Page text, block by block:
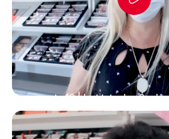
Depoimento 16 | Instituto dos Óculos